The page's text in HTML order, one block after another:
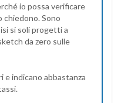
io possa verificare
chiedono. Sono
si soli progetti a
da zero sulle
e indicano abbastanza